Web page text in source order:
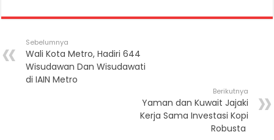
Sebelumnya
Wali Kota Metro, Hadiri 644
Wisudawan Dan Wisudawati
di IAIN Metro
Berikutnya
Yaman dan Kuwait Jajaki
Kerja Sama Investasi Kopi
Robusta